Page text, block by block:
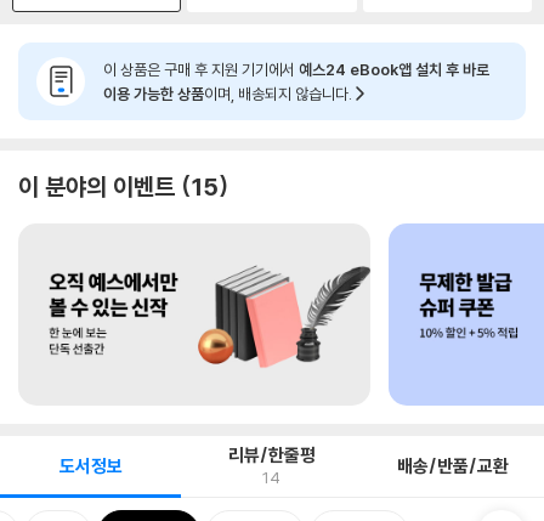
이 상품은 구매 후 지원 기기에서 예스24 eBook앱 설치 후 바로
이용 가능한 상품이며, 배송되지 않습니다.
이 분야의 이벤트 15
도서정보 리뷰/한줄평
14 배송/반품/교환